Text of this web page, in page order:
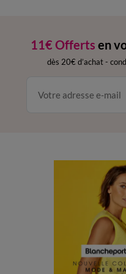
11€ Offerts en
dès 20€ d’achat -